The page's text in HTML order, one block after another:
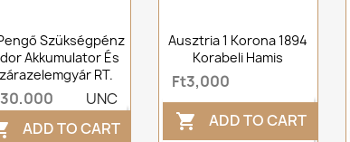
Szükségpénz
Akkumulator És
RT.
UNC
ADD TO CART
Ausztria 1 Korona 1894
Korabeli Hamis
Ft3,000
 ADD TO CART